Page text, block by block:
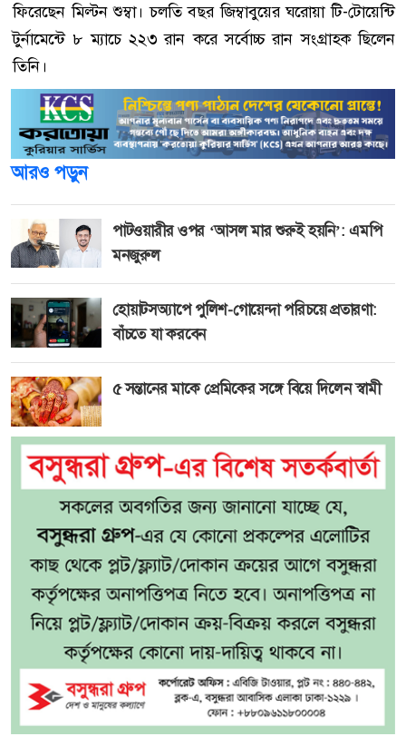
ফিরেছেন মিল্টন শুম্বা। চলতি বছর জিম্বাবুয়ের ঘরোয়া টি-টোয়েন্টি
টুর্নামেন্টে ৮ ম্যাচে ২২৩ রান করে সর্বোচ্চ রান সংগ্রাহক ছিলেন
তিনি।
আরও পড়ুন
পাটওয়ারীর ওপর ‘আসল মার শুরুই হয়নি’: এমপি
মনজুরুল
হোয়াটসঅ্যাপে পুলিশ-গোয়েন্দা পরিচয়ে প্রতারণা:
বাঁচতে যা করবেন
৫ সন্তানের মাকে প্রেমিকের সঙ্গে বিয়ে দিলেন স্বামী